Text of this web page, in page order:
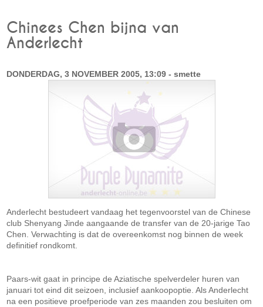
Chinees Chen bijna van
Anderlecht
DONDERDAG, 3 NOVEMBER 2005, 13:09 - smette
Anderlecht bestudeert vandaag het tegenvoorstel van de Chinese
club Shenyang Jinde aangaande de transfer van de 20-jarige Tao
Chen. Verwachting is dat de overeenkomst nog binnen de week
definitief rondkomt.
Paars-wit gaat in principe de Aziatische spelverdeler huren van
januari tot eind dit seizoen, inclusief aankoopoptie. Als Anderlecht
na een positieve proefperiode van zes maanden zou besluiten om